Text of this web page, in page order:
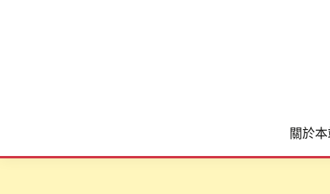
關於